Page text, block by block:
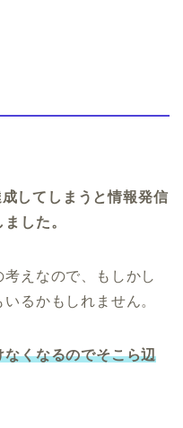
してしまうと情報発信
した。
えなので、もしかし
るかもしれません。
くなるのでそこら辺